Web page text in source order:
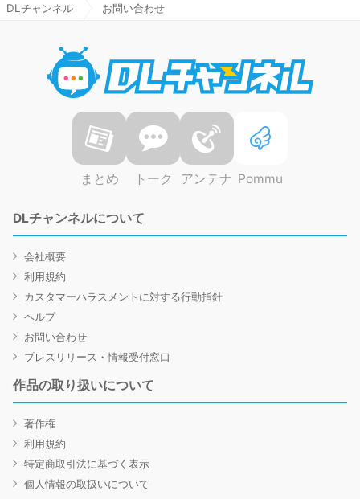
DLチャンネル お問い合わせ
まとめ トーク アンテナ Pommu
DLチャンネルについて
会社概要
利用規約
カスタマーハラスメントに対する行動指針
ヘルプ
お問い合わせ
プレスリリース・情報受付窓口
作品の取り扱いについて
著作権
利用規約
特定商取引法に基づく表示
個人情報の取扱いについて